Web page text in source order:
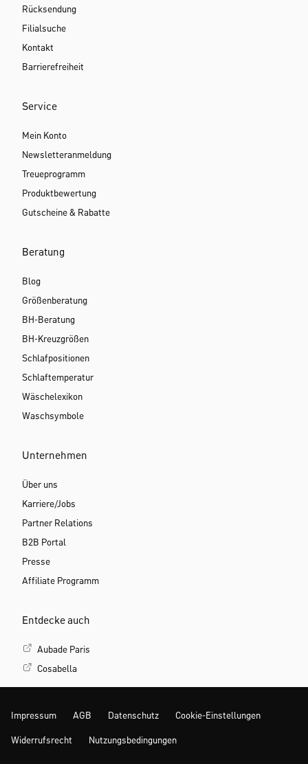
Rücksendung
Filialsuche
Kontakt
Barrierefreiheit
Service
Mein Konto
Newsletteranmeldung
Treueprogramm
Produktbewertung
Gutscheine & Rabatte
Beratung
Blog
Größenberatung
BH-Beratung
BH-Kreuzgrößen
Schlafpositionen
Schlaftemperatur
Wäschelexikon
Waschsymbole
Unternehmen
Über uns
Karriere/Jobs
Partner Relations
B2B Portal
Presse
Affiliate Programm
Entdecke auch
Aubade Paris
Cosabella
Impressum AGB Datenschutz Cookie-Einstellungen
Widerrufsrecht Nutzungsbedingungen